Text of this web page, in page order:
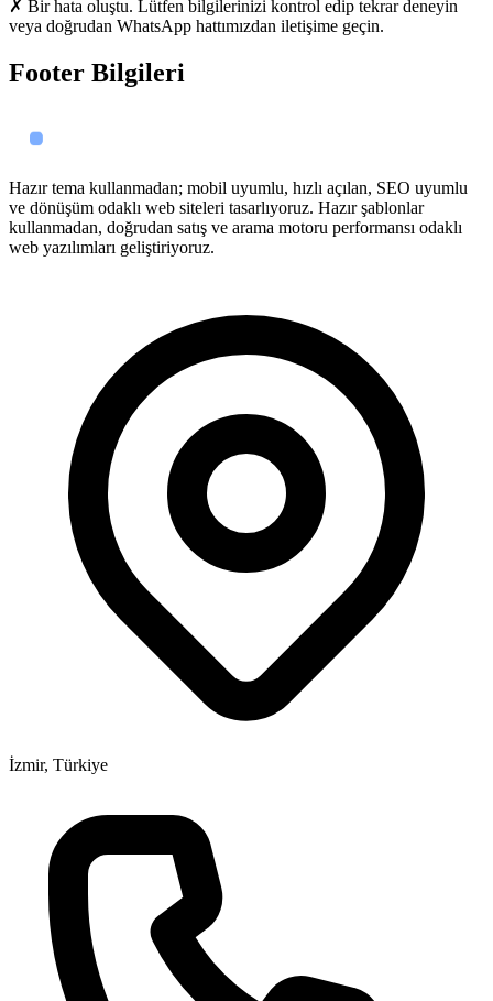
✗ Bir hata oluştu. Lütfen bilgilerinizi kontrol edip tekrar deneyin
veya doğrudan WhatsApp hattımızdan iletişime geçin.
Footer Bilgileri
Hazır tema kullanmadan; mobil uyumlu, hızlı açılan, SEO uyumlu
ve dönüşüm odaklı web siteleri tasarlıyoruz. Hazır şablonlar
kullanmadan, doğrudan satış ve arama motoru performansı odaklı
web yazılımları geliştiriyoruz.
İzmir, Türkiye